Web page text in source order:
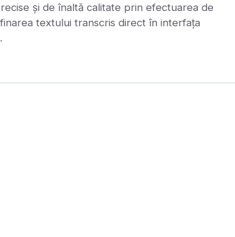
și de înaltă calitate prin efectuarea de
textului transcris direct în interfața